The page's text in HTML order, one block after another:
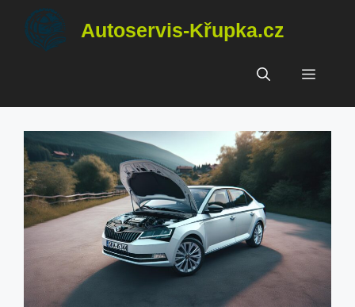
Přeskočit
obsah
Autoservis-Křupka.cz
Menu